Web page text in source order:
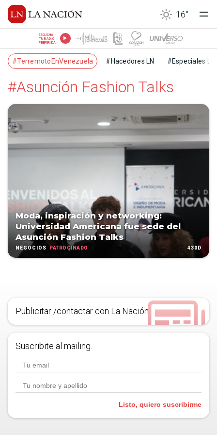
16°
ESCUCHÁ
TU RADIO
PREFERIDA
#TerremotoEnVenezuela #Hacedores LN #Especiales LN
#Asunción Fashion Talks
Moda, inspiración y networking:
Universidad Americana fue sede del
Asunción Fashion Talks
NEGOCIOS PATROCINADO 430D
Publicitar /contactar con La Nación
Suscribite al mailing.
Listo, quiero suscribirme